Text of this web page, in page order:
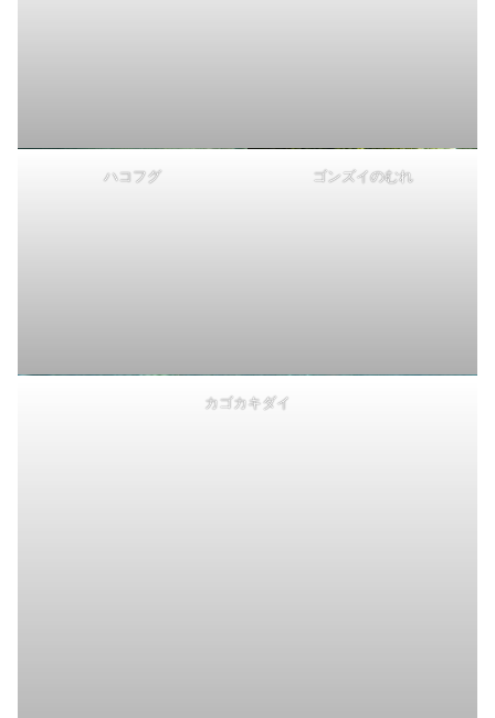
ハコフグ ゴンズイのむれ
カゴカキダイ